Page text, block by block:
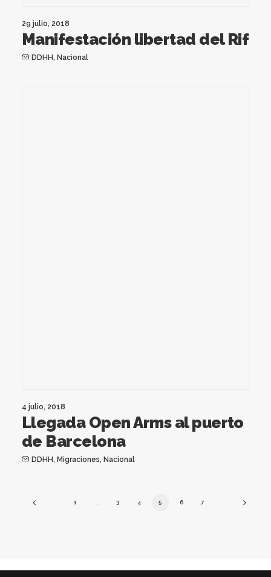
29 julio, 2018
Manifestación libertad del Rif
DDHH, Nacional
4 julio, 2018
Llegada Open Arms al puerto
de Barcelona
DDHH, Migraciones, Nacional
1 3 4 5 6 7